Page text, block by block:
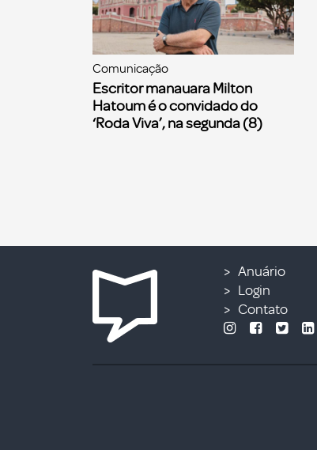
Comunicação
Escritor manauara Milton
Hatoum é o convidado do
‘Roda Viva’, na segunda (8)
Anuário
Login
Contato